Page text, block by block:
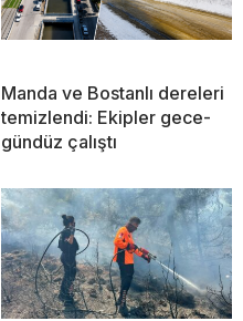
Manda ve Bostanlı dereleri
temizlendi: Ekipler gece-
gündüz çalıştı